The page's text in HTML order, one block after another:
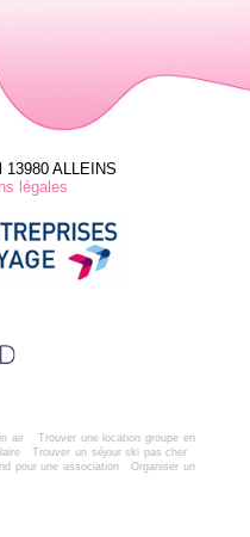
ALLEINS
légales
air
Trouver une location groupe en
Trouver un séjour ski pas cher
pour une association
Organiser un